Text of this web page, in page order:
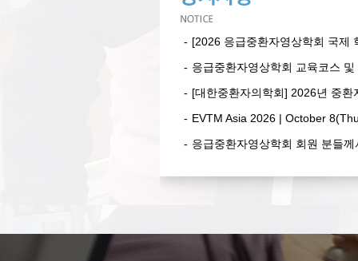
[2026 응급중환자영상학회 국제 학
응급중환자영상학회 교육코스 및 연수강좌/
[대한중환자의학회] 2026년 중환
EVTM Asia 2026 | October 8(Thu)-10(Sat),
응급중환자영상학회 회원 분들께서는 PPTC